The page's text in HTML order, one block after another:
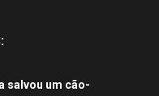
salvou um cão-